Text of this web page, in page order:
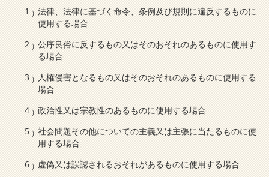
法律、法律に基づく命令、条例及び規則に違反するものに
使用する場合
公序良俗に反するもの又はそのおそれのあるものに使用す
る場合
人権侵害となるもの又はそのおそれのあるものに使用する
場合
政治性又は宗教性のあるものに使用する場合
社会問題その他についての主義又は主張に当たるものに使
用する場合
虚偽又は誤認されるおそれがあるものに使用する場合